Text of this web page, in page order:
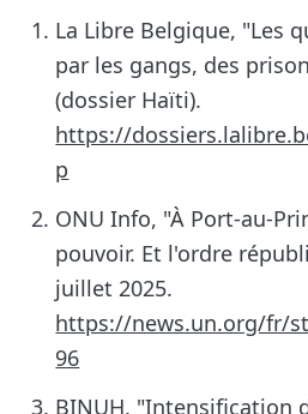
La Libre Belgique, "Les
par les gangs, des
(dossier Haïti).
https://
p
ONU Info, "À Port-au-
pouvoir. Et l'ordre
juillet 2025.
https://news.un.org/fr/
96
BINUH, "Intensification